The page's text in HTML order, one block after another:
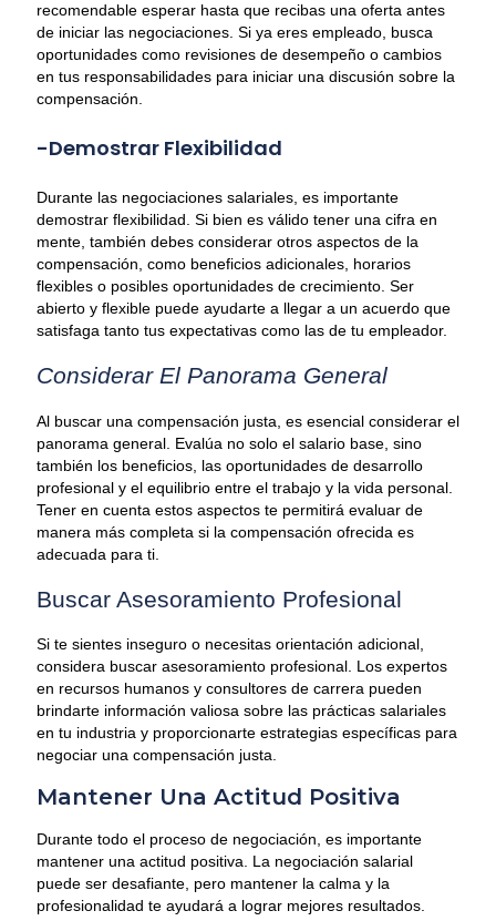
recomendable esperar hasta que recibas una oferta antes
de iniciar las negociaciones. Si ya eres empleado, busca
oportunidades como revisiones de desempeño o cambios
en tus responsabilidades para iniciar una discusión sobre la
compensación.
-Demostrar Flexibilidad
Durante las negociaciones salariales, es importante
demostrar flexibilidad. Si bien es válido tener una cifra en
mente, también debes considerar otros aspectos de la
compensación, como beneficios adicionales, horarios
flexibles o posibles oportunidades de crecimiento. Ser
abierto y flexible puede ayudarte a llegar a un acuerdo que
satisfaga tanto tus expectativas como las de tu empleador.
Considerar El Panorama General
Al buscar una compensación justa, es esencial considerar el
panorama general. Evalúa no solo el salario base, sino
también los beneficios, las oportunidades de desarrollo
profesional y el equilibrio entre el trabajo y la vida personal.
Tener en cuenta estos aspectos te permitirá evaluar de
manera más completa si la compensación ofrecida es
adecuada para ti.
Buscar Asesoramiento Profesional
Si te sientes inseguro o necesitas orientación adicional,
considera buscar asesoramiento profesional. Los expertos
en recursos humanos y consultores de carrera pueden
brindarte información valiosa sobre las prácticas salariales
en tu industria y proporcionarte estrategias específicas para
negociar una compensación justa.
Mantener Una Actitud Positiva
Durante todo el proceso de negociación, es importante
mantener una actitud positiva. La negociación salarial
puede ser desafiante, pero mantener la calma y la
profesionalidad te ayudará a lograr mejores resultados.